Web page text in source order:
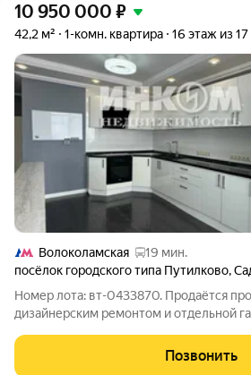
10 950 000 ₽
42,2 м² 1-комн. квартира 16 этаж из 17
Волоколамская
19 мин.
посёлок городского типа Путилково,
Номер лота: вт-0433870. Продаётся
дизайнерским ремонтом и отдельной
находится в минуте ходьбы. Транспорт
не приходится. Остановка
Позвонить